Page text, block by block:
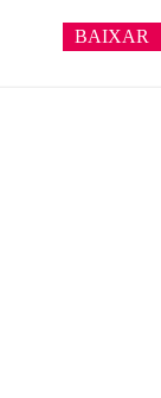
BAIXAR